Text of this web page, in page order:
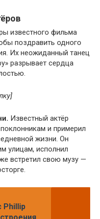
известного фильма
поздравить одного
Их неожиданный танец
разрывает сердца
Известный актёр
и примерил
жизни. Он
улицам, исполнил
встретил свою музу —
Phillip